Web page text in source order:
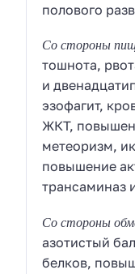
полового
Со стороны
тошнота,
и
эзофагит,
ЖКТ,
метеоризм,
повышение
трансаминаз
Со стороны
азотистый
белков,